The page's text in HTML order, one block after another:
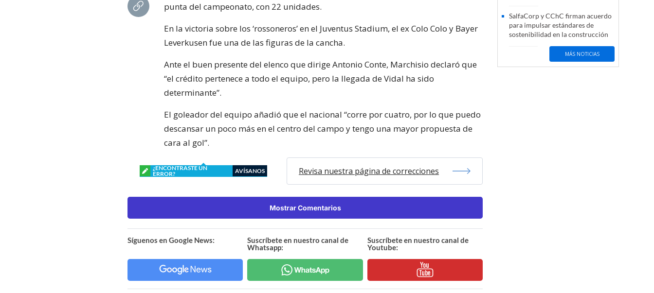
punta del campeonato, con 22 unidades.
En la victoria sobre los ‘rossoneros’ en el Juventus Stadium, el ex Colo Colo y Bayer
Leverkusen fue una de las figuras de la cancha.
Ante el buen presente del elenco que dirige Antonio Conte, Marchisio declaró que
“el crédito pertenece a todo el equipo, pero la llegada de Vidal ha sido
determinante”.
El goleador del equipo añadió que el nacional “corre por cuatro, por lo que puedo
descansar un poco más en el centro del campo y tengo una mayor propuesta de
cara al gol”.
¿ENCONTRASTE UN
ERROR?
AVÍSANOS Revisa nuestra página de correcciones
Mostrar Comentarios
Síguenos en Google News:
Suscríbete en nuestro canal de
Whatsapp:
Suscríbete en nuestro canal de
Youtube:
SalfaCorp y CChC firman acuerdo
para impulsar estándares de
sostenibilidad en la construcción
MÁS NOTICIAS